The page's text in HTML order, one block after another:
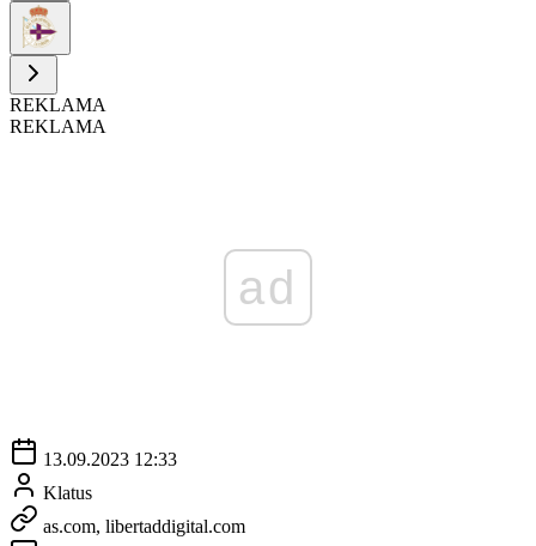
REKLAMA
REKLAMA
ad
13.09.2023 12:33
Klatus
as.com, libertaddigital.com